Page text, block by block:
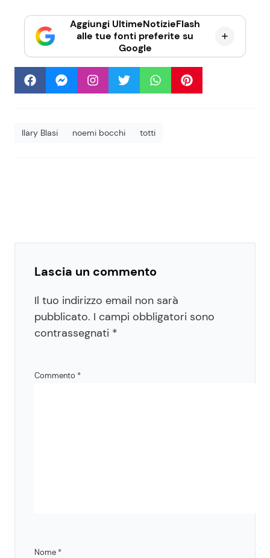
Aggiungi UltimeNotizieFlash
alle tue fonti preferite su
Google
Ilary Blasi noemi bocchi totti
Lascia un commento
Il tuo indirizzo email non sarà
pubblicato. I campi obbligatori sono
contrassegnati *
Commento *
Nome *